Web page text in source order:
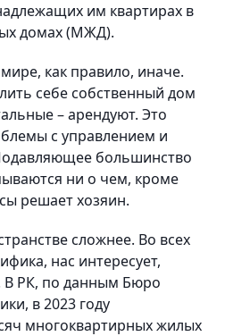
им квартирах в
домах (МЖД).
как правило, иначе.
себе собственный дом
– арендуют. Это
с управлением и
большинство
ни о чем, кроме
решает хозяин.
сложнее. Во всех
нас интересует,
В РК, по данным Бюро
в 2023 году
многоквартирных жилых